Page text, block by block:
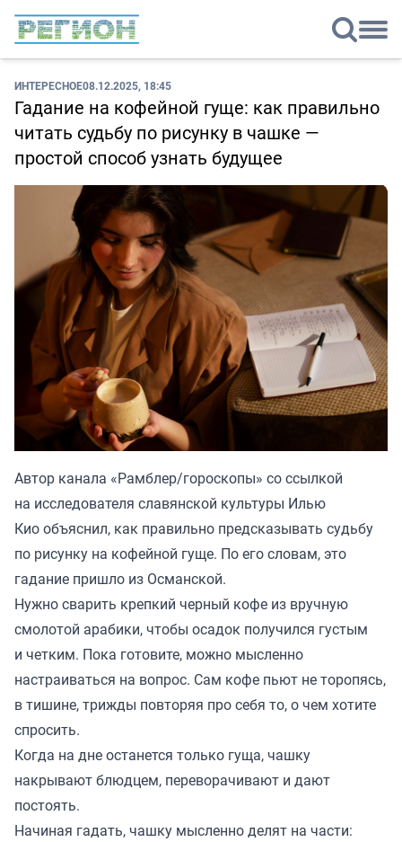
ИНТЕРЕСНОЕ08.12.2025, 18:45
Гадание на кофейной гуще: как правильно
читать судьбу по рисунку в чашке —
простой способ узнать будущее
Автор канала «Рамблер/гороскопы» со ссылкой
на исследователя славянской культуры Илью
Кио объяснил, как правильно предсказывать судьбу
по рисунку на кофейной гуще. По его словам, это
гадание пришло из Османской.
Нужно сварить крепкий черный кофе из вручную
смолотой арабики, чтобы осадок получился густым
и четким. Пока готовите, можно мысленно
настраиваться на вопрос. Сам кофе пьют не торопясь,
в тишине, трижды повторяя про себя то, о чем хотите
спросить.
Когда на дне останется только гуща, чашку
накрывают блюдцем, переворачивают и дают
постоять.
Начиная гадать, чашку мысленно делят на части: